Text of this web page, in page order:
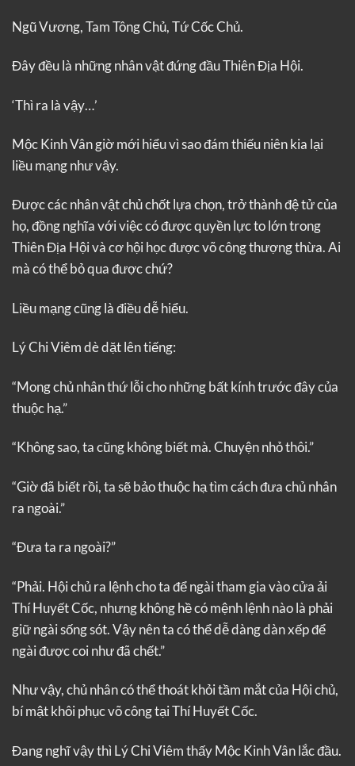
Ngũ Vương, Tam Tông Chủ, Tứ Cốc Chủ.
Đây đều là những nhân vật đứng đầu Thiên Địa Hội.
‘Thì ra là vậy…’
Mộc Kinh Vân giờ mới hiểu vì sao đám thiếu niên kia lại
liều mạng như vậy.
Được các nhân vật chủ chốt lựa chọn, trở thành đệ tử của
họ, đồng nghĩa với việc có được quyền lực to lớn trong
Thiên Địa Hội và cơ hội học được võ công thượng thừa. Ai
mà có thể bỏ qua được chứ?
Liều mạng cũng là điều dễ hiểu.
Lý Chi Viêm dè dặt lên tiếng:
“Mong chủ nhân thứ lỗi cho những bất kính trước đây của
thuộc hạ.”
“Không sao, ta cũng không biết mà. Chuyện nhỏ thôi.”
“Giờ đã biết rồi, ta sẽ bảo thuộc hạ tìm cách đưa chủ nhân
ra ngoài.”
“Đưa ta ra ngoài?”
“Phải. Hội chủ ra lệnh cho ta để ngài tham gia vào cửa ải
Thí Huyết Cốc, nhưng không hề có mệnh lệnh nào là phải
giữ ngài sống sót. Vậy nên ta có thể dễ dàng dàn xếp để
ngài được coi như đã chết.”
Như vậy, chủ nhân có thể thoát khỏi tầm mắt của Hội chủ,
bí mật khôi phục võ công tại Thí Huyết Cốc.
Đang nghĩ vậy thì Lý Chi Viêm thấy Mộc Kinh Vân lắc đầu.